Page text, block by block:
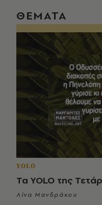
ΘΕΜΑΤΑ
YOLO
Τα YOLO της
Λίνα Μανδράκου